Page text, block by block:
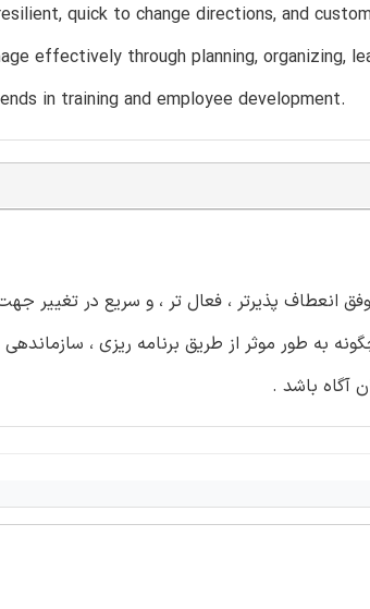
quick to change directions, and
effectively through planning, organizing,
in training and employee development.
انعطاف پذیرتر ، فعال تر ، و سریع در تغییر
به طور موثر از طریق برنامه ریزی ، سازماندهی
آگاه باشد .